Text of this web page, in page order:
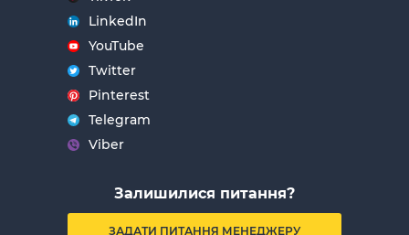
LinkedIn
YouTube
Twitter
Pinterest
Telegram
Viber
Залишилися питання?
ЗАДАТИ ПИТАННЯ МЕНЕДЖЕРУ